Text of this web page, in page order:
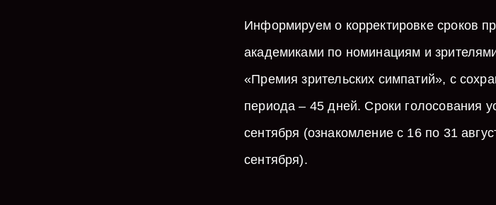
Информируем о корректировке сроков
академиками по номинациям и
«Премия зрительских симпатий», с
периода – 45 дней. Сроки голосования
сентября (ознакомление с 16 по 31
сентября).